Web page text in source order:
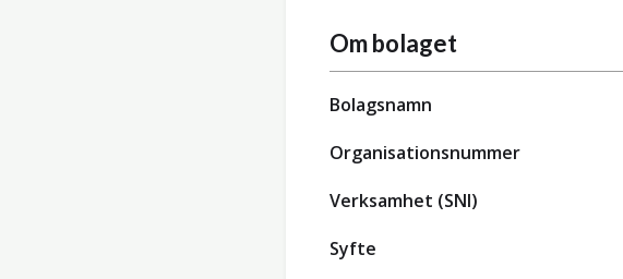
Om bolaget
Bolagsnamn
Organisationsnummer
Verksamhet (SNI)
Syfte